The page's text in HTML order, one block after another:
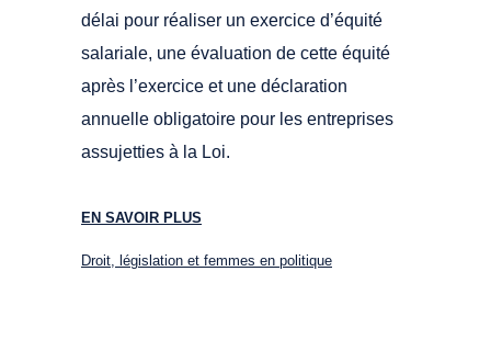
délai pour réaliser un exercice d’équité
salariale, une évaluation de cette équité
après l’exercice et une déclaration
annuelle obligatoire pour les entreprises
assujetties à la Loi.
EN SAVOIR PLUS
Droit, législation et femmes en politique